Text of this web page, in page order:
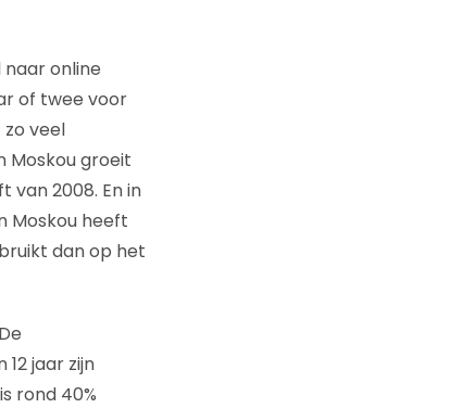
online
of twee voor
veel
groeit
van 2008. En in
Moskou heeft
dan op het
jaar zijn
rond 40%